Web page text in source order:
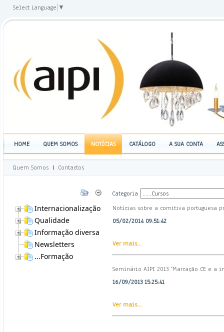
Select Language ▼
HOME QUEM SOMOS NOTÍCIAS CATÁLOGO A SUA CONTA
Quem Somos | Contactos
Internacionalização
Qualidade
Informação diversa
Newsletters
...Formação
Categoria
Notícias sobre a comitiva portuguesa
05/02/2014 09:51:42
Ver mais....
Seminário AIPI 2013 ”Marcação CE e
16/09/2013 15:25:41
Ver mais....